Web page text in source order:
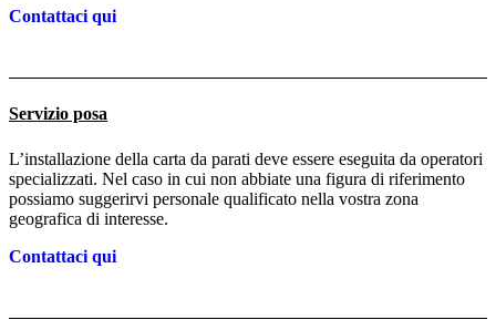
Contattaci qui
Servizio posa
L’installazione della carta da parati deve essere eseguita da operatori
specializzati. Nel caso in cui non abbiate una figura di riferimento
possiamo suggerirvi personale qualificato nella vostra zona
geografica di interesse.
Contattaci qui